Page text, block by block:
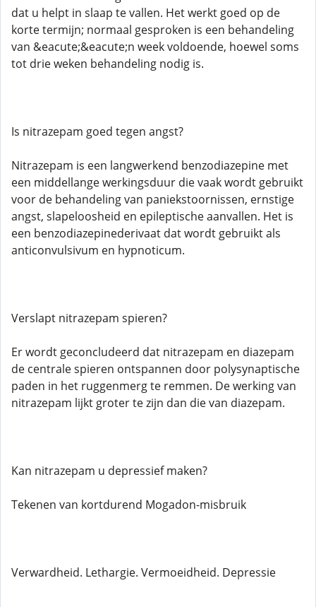
dat u helpt in slaap te vallen. Het werkt goed op de
korte termijn; normaal gesproken is een behandeling
van &eacute;&eacute;n week voldoende, hoewel soms
tot drie weken behandeling nodig is.
Is nitrazepam goed tegen angst?
Nitrazepam is een langwerkend benzodiazepine met
een middellange werkingsduur die vaak wordt gebruikt
voor de behandeling van paniekstoornissen, ernstige
angst, slapeloosheid en epileptische aanvallen. Het is
een benzodiazepinederivaat dat wordt gebruikt als
anticonvulsivum en hypnoticum.
Verslapt nitrazepam spieren?
Er wordt geconcludeerd dat nitrazepam en diazepam
de centrale spieren ontspannen door polysynaptische
paden in het ruggenmerg te remmen. De werking van
nitrazepam lijkt groter te zijn dan die van diazepam.
Kan nitrazepam u depressief maken?
Tekenen van kortdurend Mogadon-misbruik
Verwardheid. Lethargie. Vermoeidheid. Depressie